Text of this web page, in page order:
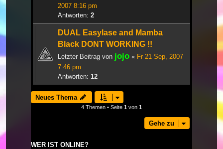
2007 8:16 pm
Antworten: 2
DUAL Easylase and Mamba
Black DONT WORKING !!
Letzter Beitrag von jojo « Fr 21 Sep, 2007
7:46 pm
Antworten: 12
Neues Thema
4 Themen • Seite 1 von 1
Gehe zu
WER IST ONLINE?